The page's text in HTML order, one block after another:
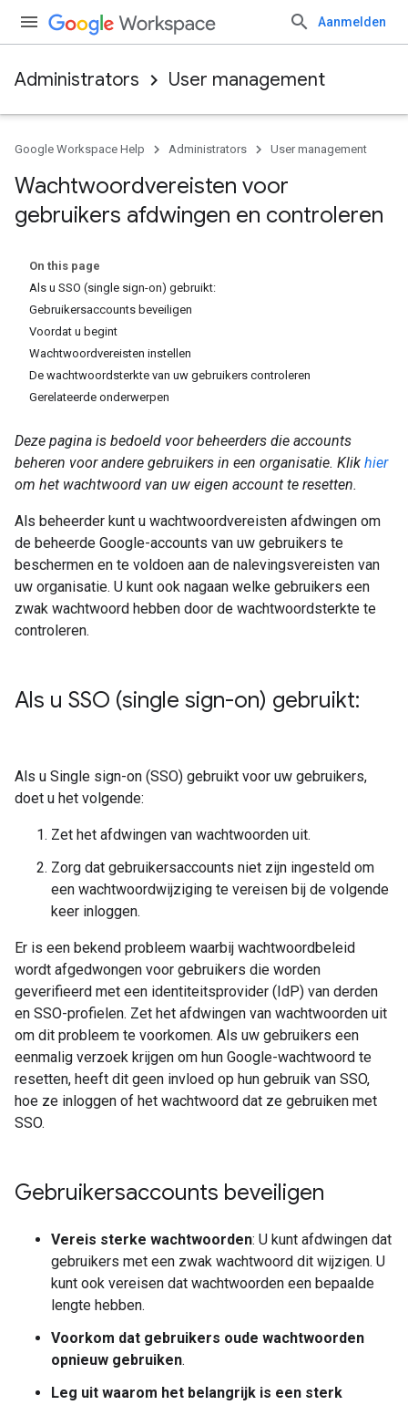
Aanmelden
Administrators User management
Google Workspace Help Administrators User management
Wachtwoordvereisten voor
gebruikers afdwingen en controleren
On this page
Als u SSO (single sign-on) gebruikt:
Gebruikersaccounts beveiligen
Voordat u begint
Wachtwoordvereisten instellen
De wachtwoordsterkte van uw gebruikers controleren
Gerelateerde onderwerpen
Deze pagina is bedoeld voor beheerders die accounts
beheren voor andere gebruikers in een organisatie. Klik hier
om het wachtwoord van uw eigen account te resetten.
Als beheerder kunt u wachtwoordvereisten afdwingen om
de beheerde Google-accounts van uw gebruikers te
beschermen en te voldoen aan de nalevingsvereisten van
uw organisatie. U kunt ook nagaan welke gebruikers een
zwak wachtwoord hebben door de wachtwoordsterkte te
controleren.
Als u SSO (single sign-on) gebruikt:
Als u Single sign-on (SSO) gebruikt voor uw gebruikers,
doet u het volgende:
Zet het afdwingen van wachtwoorden uit.
Zorg dat gebruikersaccounts niet zijn ingesteld om
een wachtwoordwijziging te vereisen bij de volgende
keer inloggen.
Er is een bekend probleem waarbij wachtwoordbeleid
wordt afgedwongen voor gebruikers die worden
geverifieerd met een identiteitsprovider (IdP) van derden
en SSO-profielen. Zet het afdwingen van wachtwoorden uit
om dit probleem te voorkomen. Als uw gebruikers een
eenmalig verzoek krijgen om hun Google-wachtwoord te
resetten, heeft dit geen invloed op hun gebruik van SSO,
hoe ze inloggen of het wachtwoord dat ze gebruiken met
SSO.
Gebruikersaccounts beveiligen
Vereis sterke wachtwoorden: U kunt afdwingen dat
gebruikers met een zwak wachtwoord dit wijzigen. U
kunt ook vereisen dat wachtwoorden een bepaalde
lengte hebben.
Voorkom dat gebruikers oude wachtwoorden
opnieuw gebruiken.
Leg uit waarom het belangrijk is een sterk